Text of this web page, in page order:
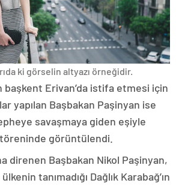
ki görselin altyazı örneğidir.
başkent Erivan’da istifa etmesi için
yapılan Başbakan Paşinyan ise
savaşmaya giden eşiyle
görüntülendi.
direnen Başbakan Nikol Paşinyan,
tanımadığı Dağlık Karabağ’ın